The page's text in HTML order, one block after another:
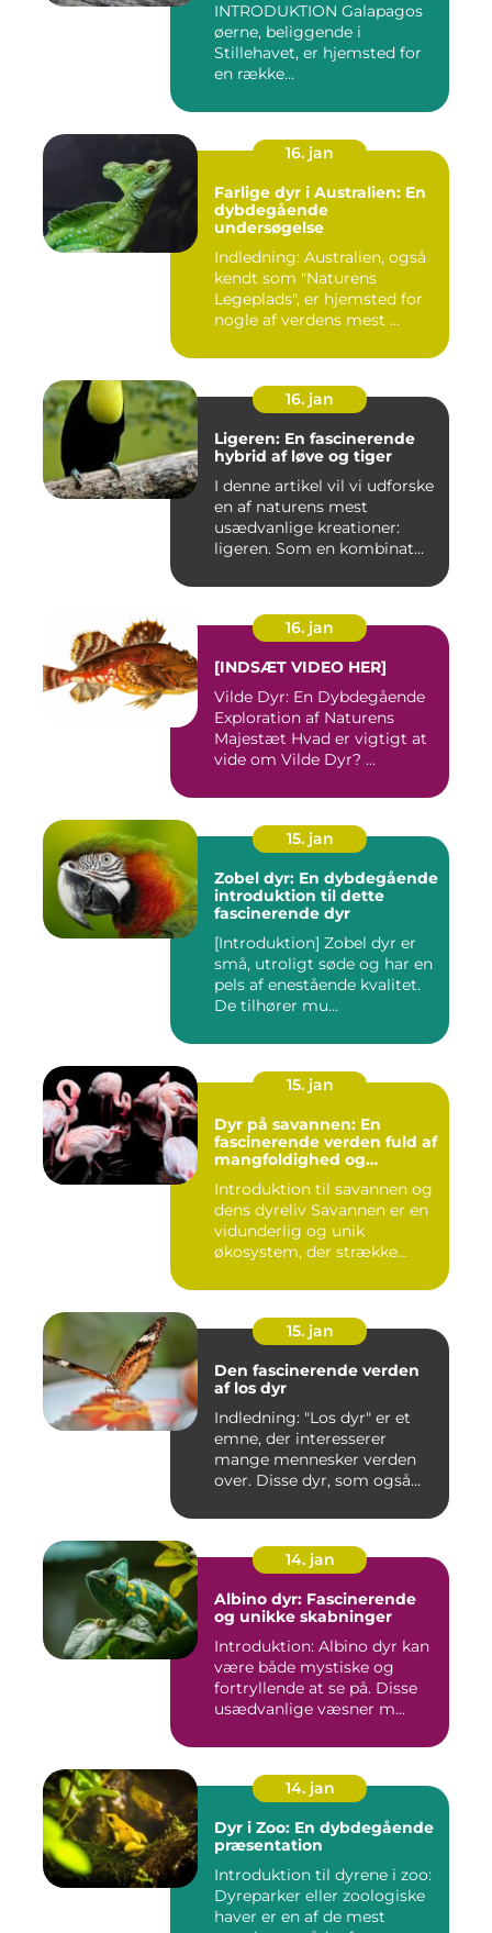
INTRODUKTION Galapagos
øerne, beliggende i
Stillehavet, er hjemsted for
en række
16. jan
Farlige dyr i Australien: En
dybdegående
undersøgelse
Indledning: Australien, også
kendt som "Naturens
Legeplads", er hjemsted for
nogle af verdens mest ...
16. jan
Ligeren: En fascinerende
hybrid af løve og tiger
I denne artikel vil vi udforske
en af naturens mest
usædvanlige kreationer:
ligeren. Som en kombinat...
16. jan
[INDSÆT VIDEO HER]
Vilde Dyr: En Dybdegående
Exploration af Naturens
Majestæt Hvad er vigtigt at
vide om Vilde Dyr? ...
15. jan
Zobel dyr: En dybdegående
introduktion til dette
fascinerende dyr
[Introduktion] Zobel dyr er
små, utroligt søde og har en
pels af enestående kvalitet.
De tilhører mu...
15. jan
Dyr på savannen: En
fascinerende verden fuld af
mangfoldighed og
Introduktion til savannen og
dens dyreliv Savannen er en
vidunderlig og unik
økosystem, der strække...
15. jan
Den fascinerende verden
af los dyr
Indledning: "Los dyr" er et
emne, der interesserer
mange mennesker verden
over. Disse dyr, som også...
14. jan
Albino dyr: Fascinerende
og unikke skabninger
Introduktion: Albino dyr kan
være både mystiske og
fortryllende at se på. Disse
usædvanlige væsner m...
14. jan
Dyr i Zoo: En dybdegående
præsentation
Introduktion til dyrene i zoo:
Dyreparker eller zoologiske
haver er en af de mest